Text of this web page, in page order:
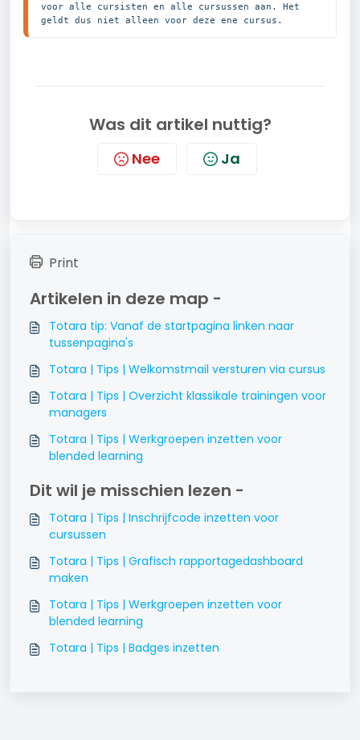
voor alle cursisten en alle cursussen aan. Het
geldt dus niet alleen voor deze ene cursus.
Was dit artikel nuttig?
Nee Ja
Print
Artikelen in deze map -
Totara tip: Vanaf de startpagina linken naar
tussenpagina's
Totara | Tips | Welkomstmail versturen via cursus
Totara | Tips | Overzicht klassikale trainingen voor
managers
Totara | Tips | Werkgroepen inzetten voor
blended learning
Dit wil je misschien lezen -
Totara | Tips | Inschrijfcode inzetten voor
cursussen
Totara | Tips | Grafisch rapportagedashboard
maken
Totara | Tips | Werkgroepen inzetten voor
blended learning
Totara | Tips | Badges inzetten